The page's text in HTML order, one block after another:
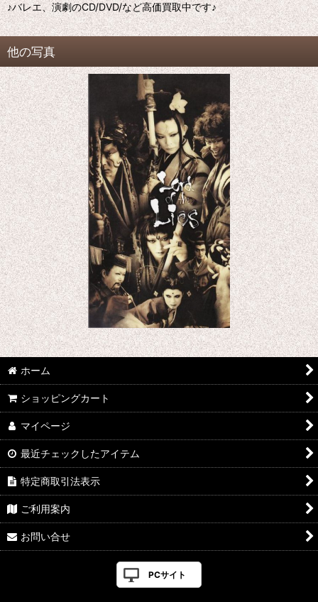
♪バレエ、演劇のCD/DVD/など高価買取中です♪
他の写真
ホーム
ショッピングカート
マイページ
最近チェックしたアイテム
特定商取引法表示
ご利用案内
お問い合せ
PCサイト